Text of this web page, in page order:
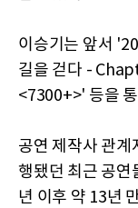
이승기는 앞서
길을 걷다 -
<7300+>' 등을
공연 제작사 관계
행됐던 최근 공연
년 이후 약 13년